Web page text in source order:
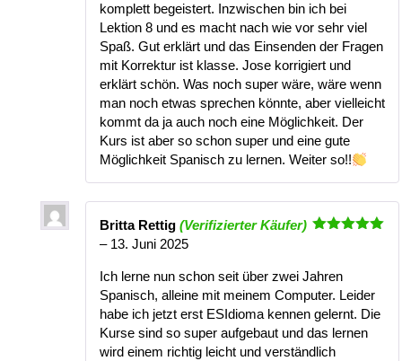
komplett begeistert. Inzwischen bin ich bei
Lektion 8 und es macht nach wie vor sehr viel
Spaß. Gut erklärt und das Einsenden der Fragen
mit Korrektur ist klasse. Jose korrigiert und
erklärt schön. Was noch super wäre, wäre wenn
man noch etwas sprechen könnte, aber vielleicht
kommt da ja auch noch eine Möglichkeit. Der
Kurs ist aber so schon super und eine gute
Möglichkeit Spanisch zu lernen. Weiter so!!
5
Britta Rettig (Verifizierter Käufer)
– 13. Juni 2025
Ich lerne nun schon seit über zwei Jahren
Spanisch, alleine mit meinem Computer. Leider
habe ich jetzt erst ESIdioma kennen gelernt. Die
Kurse sind so super aufgebaut und das lernen
wird einem richtig leicht und verständlich